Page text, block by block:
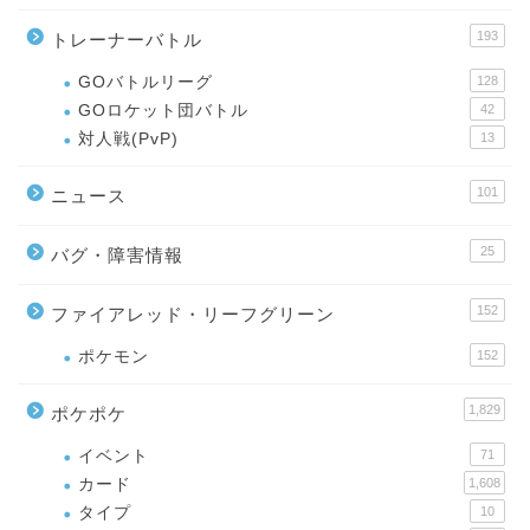
トレーナーバトル 193
GOバトルリーグ 128
GOロケット団バトル 42
対人戦(PvP) 13
ニュース 101
バグ・障害情報 25
ファイアレッド・リーフグリーン 152
ポケモン 152
ポケポケ 1,829
イベント 71
カード 1,608
タイプ 10